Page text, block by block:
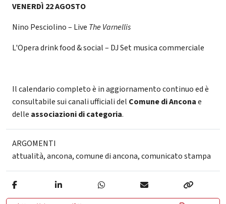
VENERDÌ 22 AGOSTO
Nino Pesciolino – Live The Varnellis
L'Opera drink food & social – DJ Set musica commerciale
Il calendario completo è in aggiornamento continuo ed è
consultabile sui canali ufficiali del Comune di Anconae
delle associazioni di categoria.
ARGOMENTI
attualità,ancona,comune di ancona,comunicato stampa